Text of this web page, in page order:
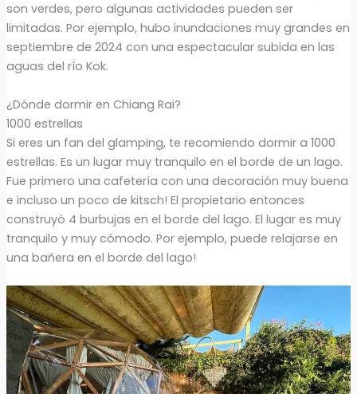
son verdes, pero algunas actividades pueden ser
limitadas. Por ejemplo, hubo inundaciones muy grandes en
septiembre de 2024 con una espectacular subida en las
aguas del río Kok.
¿Dónde dormir en Chiang Rai?
1000 estrellas
Si eres un fan del glamping, te recomiendo dormir a 1000
estrellas. Es un lugar muy tranquilo en el borde de un lago.
Fue primero una cafetería con una decoración muy buena
e incluso un poco de kitsch! El propietario entonces
construyó 4 burbujas en el borde del lago. El lugar es muy
tranquilo y muy cómodo. Por ejemplo, puede relajarse en
una bañera en el borde del lago!